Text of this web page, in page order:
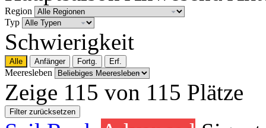
Region
Typ
Schwierigkeit
Alle Anfänger Fortg. Erf.
Meeresleben
Zeige 115 von 115 Plätze
Filter zurücksetzen